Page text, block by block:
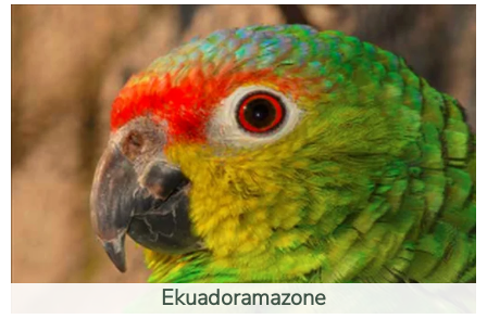
Ekuadoramazone